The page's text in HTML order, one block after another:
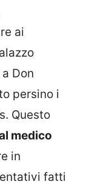
ai
Don
persino i
Questo
medico
in
fatti